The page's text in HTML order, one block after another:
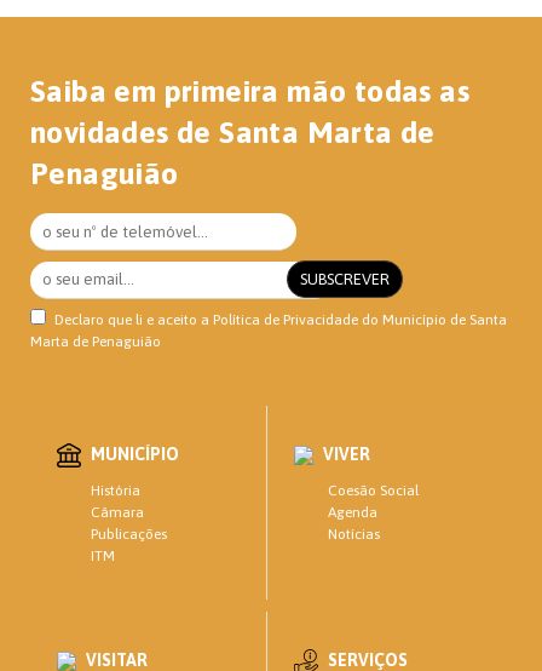
Saiba em primeira mão todas as
novidades de Santa Marta de
Penaguião
Declaro que li e aceito a Política de Privacidade do Município de Santa
Marta de Penaguião
MUNICÍPIO
História
Câmara
Publicações
ITM
VIVER
Coesão Social
Agenda
Notícias
VISITAR SERVIÇOS